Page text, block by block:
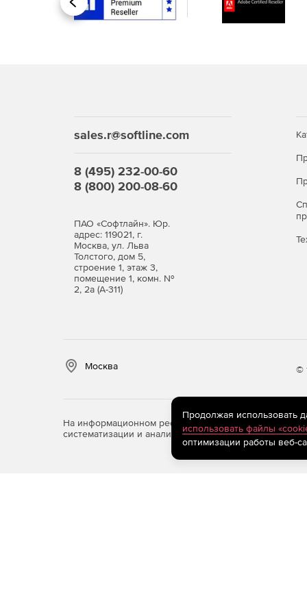
Назад
sales.r@softline.com
8 (495) 232-00-60
8 (800) 200-08-60
ПАО «Софтлайн». Юр.
адрес: 119021, г.
Москва, ул. Льва
Толстого, дом 5,
строение 1, этаж 3,
помещение 1, комн. №
2, 2а (А-311)
Москва ©
На информационном ресурсе store.softline.ru
систематизации и анализа сведений, относящихся
Продолжая использовать
использовать файлы
оптимизации работы веб-